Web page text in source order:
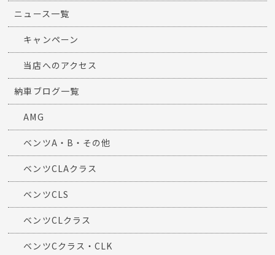
ニュース一覧
キャンペーン
当店へのアクセス
納車ブログ一覧
AMG
ベンツA・B・その他
ベンツCLAクラス
ベンツCLS
ベンツCLクラス
ベンツCクラス・CLK